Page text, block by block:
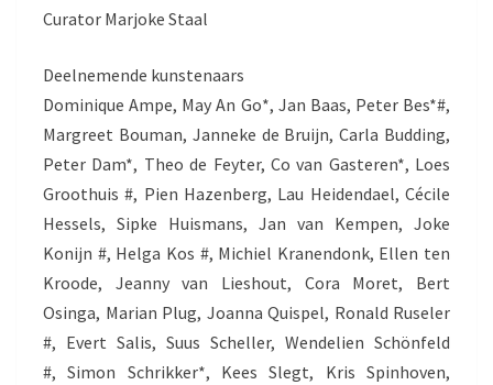
Curator Marjoke Staal
Deelnemende kunstenaars
Dominique Ampe, May An Go*, Jan Baas, Peter Bes*#,
Margreet Bouman, Janneke de Bruijn, Carla Budding,
Peter Dam*, Theo de Feyter, Co van Gasteren*, Loes
Groothuis #, Pien Hazenberg, Lau Heidendael, Cécile
Hessels, Sipke Huismans, Jan van Kempen, Joke
Konijn #, Helga Kos #, Michiel Kranendonk, Ellen ten
Kroode, Jeanny van Lieshout, Cora Moret, Bert
Osinga, Marian Plug, Joanna Quispel, Ronald Ruseler
#, Evert Salis, Suus Scheller, Wendelien Schönfeld
#, Simon Schrikker*, Kees Slegt, Kris Spinhoven,